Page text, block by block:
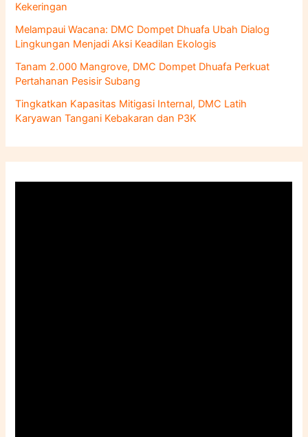
Kekeringan
Melampaui Wacana: DMC Dompet Dhuafa Ubah Dialog
Lingkungan Menjadi Aksi Keadilan Ekologis
Tanam 2.000 Mangrove, DMC Dompet Dhuafa Perkuat
Pertahanan Pesisir Subang
Tingkatkan Kapasitas Mitigasi Internal, DMC Latih
Karyawan Tangani Kebakaran dan P3K